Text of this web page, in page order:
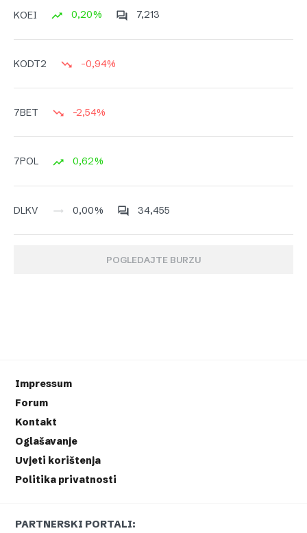
KOEI 0,20% 7,213
KODT2 -0,94%
7BET -2,54%
7POL 0,62%
DLKV 0,00% 34,455
POGLEDAJTE BURZU
Impressum
Forum
Kontakt
Oglašavanje
Uvjeti korištenja
Politika privatnosti
PARTNERSKI PORTALI: